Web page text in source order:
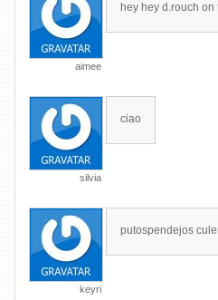
aimee
hey hey d.rouch on
silvia
ciao
keyri
putospendejos